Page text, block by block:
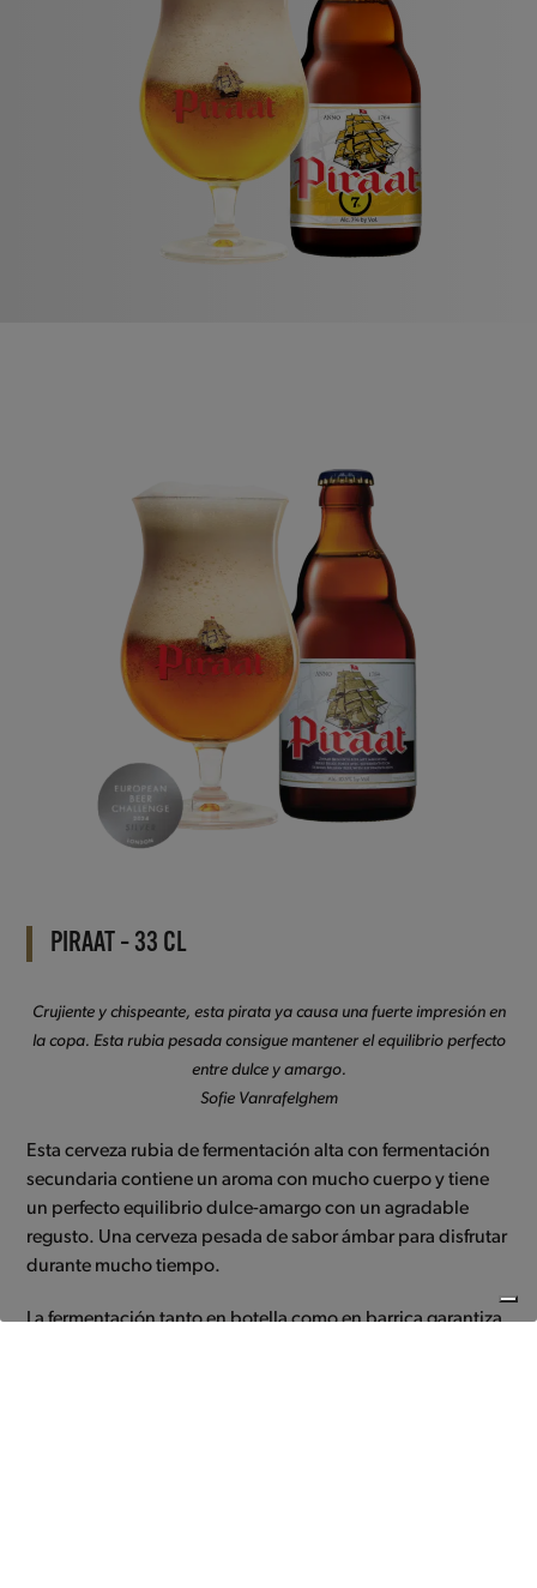
PIRAAT – 33 CL
Crujiente y chispeante, esta pirata ya causa una fuerte impresión en
la copa. Esta rubia pesada consigue mantener el equilibrio perfecto
entre dulce y amargo.
Sofie Vanrafelghem
Esta cerveza rubia de fermentación alta con fermentación
secundaria contiene un aroma con mucho cuerpo y tiene
un perfecto equilibrio dulce-amargo con un agradable
regusto. Una cerveza pesada de sabor ámbar para disfrutar
durante mucho tiempo.
La fermentación tanto en botella como en barrica garantiza